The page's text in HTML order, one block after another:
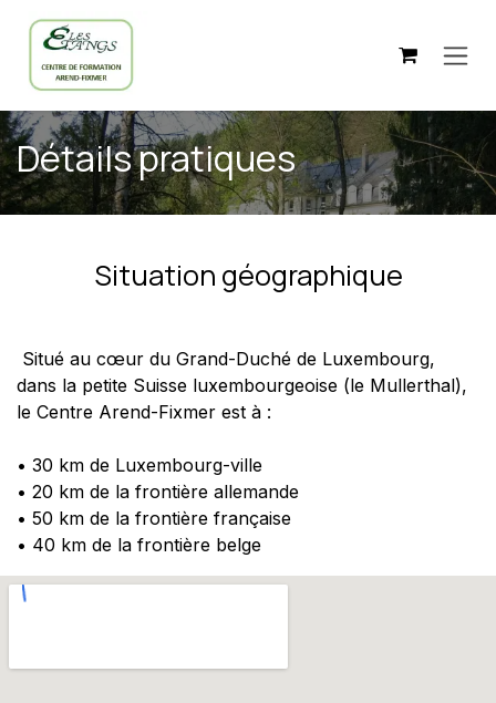
Détails pratiques
Situation géographique
Situé au cœur du Grand-Duché de Luxembourg,
dans la petite Suisse luxembourgeoise (le Mullerthal),
le Centre Arend-Fixmer est à :
• 30 km de Luxembourg-ville
• 20 km de la frontière allemande
• 50 km de la frontière française
• 40 km de la frontière belge